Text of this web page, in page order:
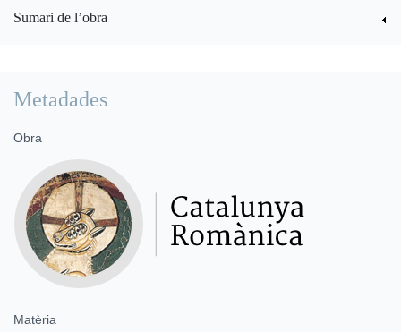
Sumari de l’obra
Metadades
Obra
Matèria